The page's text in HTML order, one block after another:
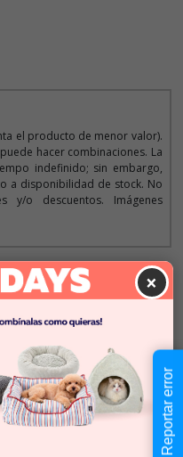
el producto de menor valor).
hacer combinaciones. La
indefinido; sin embargo,
a disponibilidad de stock. No
y/o descuentos. Imágenes
Cantidad:
- +
×
Reportar error